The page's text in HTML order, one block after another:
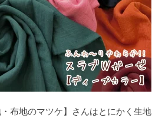
・布地のマツケ】さんはとにかく生地